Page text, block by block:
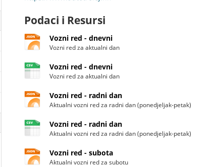
Podaci i Resursi
Vozni red - dnevni
Vozni red za aktualni dan
Vozni red - dnevni
Vozni red za aktualni dan
Vozni red - radni dan
Aktualni vozni red za radni dan (ponedjeljak-petak)
Vozni red - radni dan
Aktualni vozni red za radni dan (ponedjeljak-petak)
Vozni red - subota
Aktualni vozni red za subotu